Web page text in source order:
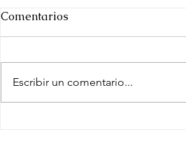
Comentarios
Escribir un comentario...